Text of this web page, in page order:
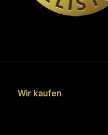
Wir kaufen